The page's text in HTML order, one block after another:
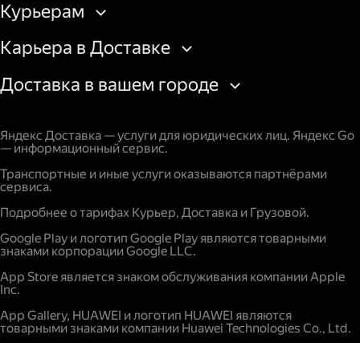
Курьерам
Карьера в Доставке
Доставка в вашем городе
Яндекс Доставка — услуги для юридических лиц. Яндекс Go
— информационный сервис.
Транспортные и иные услуги оказываются партнёрами
сервиса.
Подробнее о тарифах Курьер, Доставка и Грузовой.
Google Play и логотип Google Play являются товарными
знаками корпорации Google LLC.
App Store является знаком обслуживания компании Apple
Inc.
App Gallery, HUAWEI и логотип HUAWEI являются
товарными знаками компании Huawei Technologies Co., Ltd.